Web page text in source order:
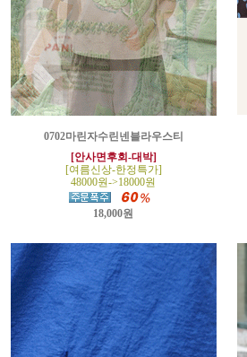
0702마린자수린넨블라우스티
[안사면후회-대박]
[여름신상-한정특가]
48000원->18000원
18,000원